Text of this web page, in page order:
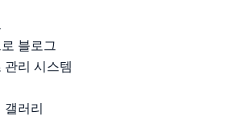
블로그
관리 시스템
갤러리